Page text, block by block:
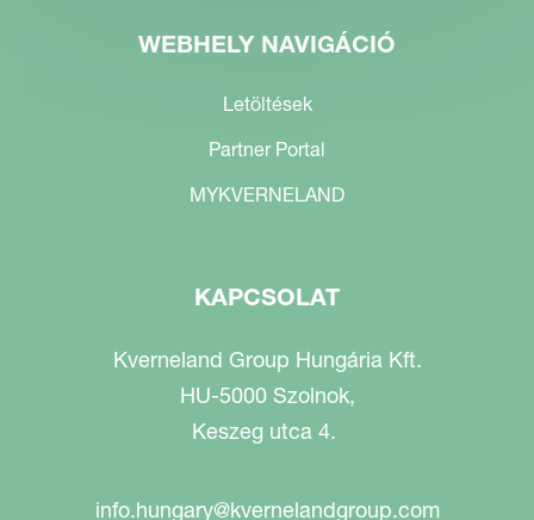
WEBHELY NAVIGÁCIÓ
Letöltések
Partner Portal
MYKVERNELAND
KAPCSOLAT
Kverneland Group Hungária Kft.
HU-5000 Szolnok,
Keszeg utca 4.
info.hungary@kvernelandgroup.com